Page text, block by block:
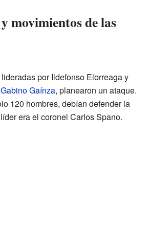
movimientos de las
por Ildefonso Elorreaga y
Gabino Gaínza, planearon un ataque.
120 hombres, debían defender la
era el coronel Carlos Spano.